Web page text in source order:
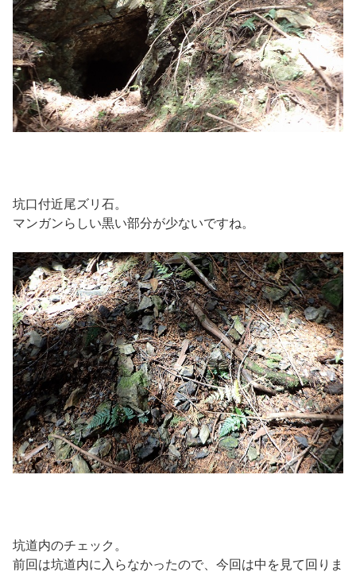
坑口付近尾ズリ石。
マンガンらしい黒い部分が少ないですね。
坑道内のチェック。
前回は坑道内に入らなかったので、今回は中を見て回りま